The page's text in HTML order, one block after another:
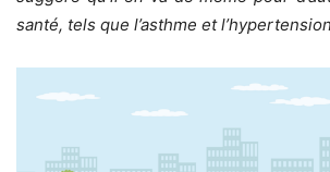
santé, tels que l’asthme et l’hypertension